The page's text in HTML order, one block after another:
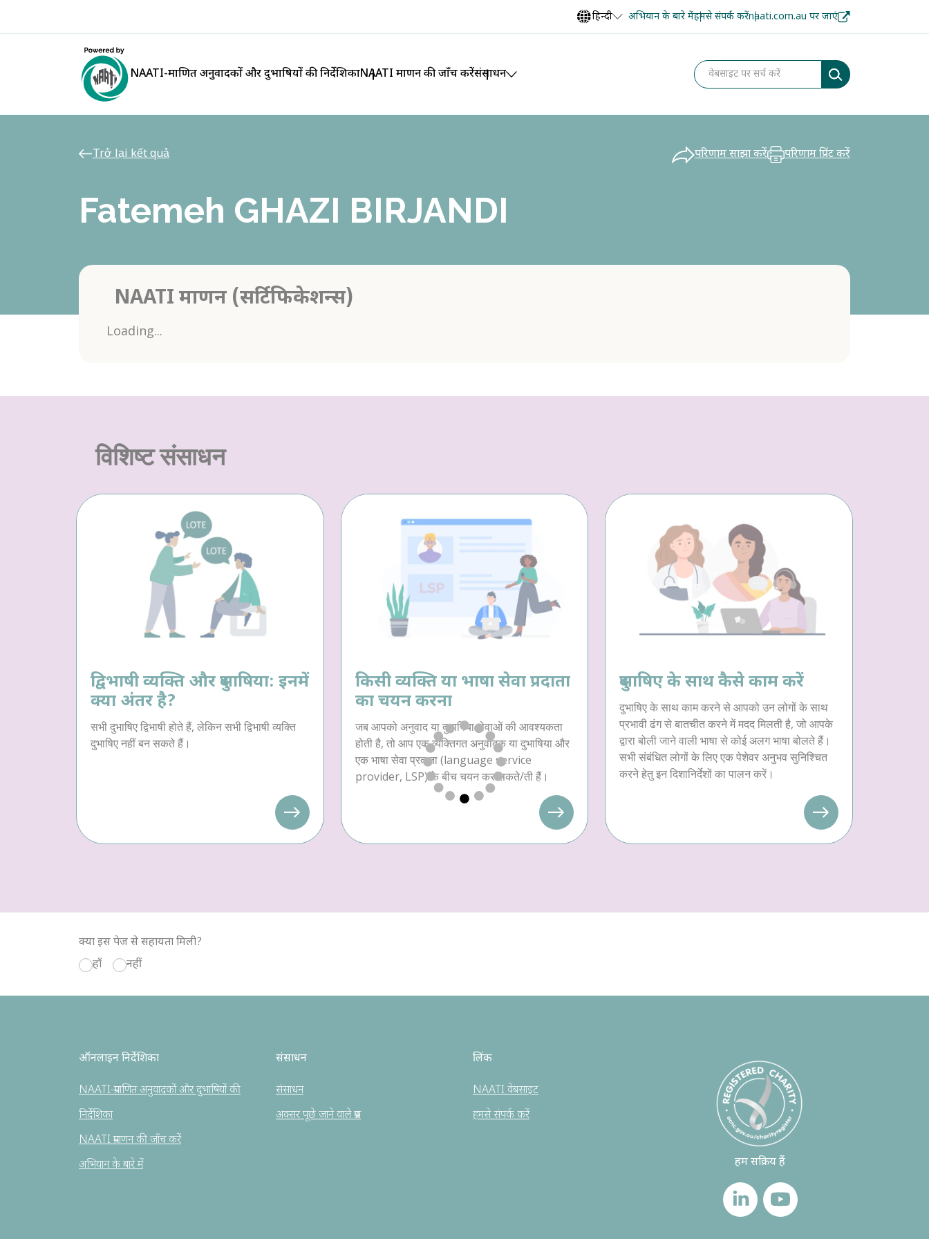
हिन्दी अभियान के बारे मेंहमसे संपर्क करेंnaati.com.au पर जाएं
NAATI-प्रमाणित अनुवादकों और दुभाषियों की निर्देशिकाNAATI प्रमाणन की जाँच करेंसंसाधन
Trở lại kết quả परिणाम साझा करें परिणाम प्रिंट करें
Fatemeh GHAZI BIRJANDI
NAATI प्रमाणन (सर्टिफिकेशन्स)
Loading...
विशिष्ट संसाधन
द्विभाषी व्यक्ति और दुभाषिया: इनमें
क्या अंतर है?
सभी दुभाषिए द्विभाषी होते हैं, लेकिन सभी द्विभाषी व्यक्ति
दुभाषिए नहीं बन सकते हैं।
किसी व्यक्ति या भाषा सेवा प्रदाता
का चयन करना
जब आपको अनुवाद या दुभाषिया सेवाओं की आवश्यकता
होती है, तो आप एक व्यक्तिगत अनुवादक या दुभाषिया और
एक भाषा सेवा प्रदाता (language service
provider, LSP) के बीच चयन कर सकते/ती हैं।
दुभाषिए के साथ कैसे काम करें
दुभाषिए के साथ काम करने से आपको उन लोगों के साथ
प्रभावी ढंग से बातचीत करने में मदद मिलती है, जो आपके
द्वारा बोली जाने वाली भाषा से कोई अलग भाषा बोलते हैं।
सभी संबंधित लोगों के लिए एक पेशेवर अनुभव सुनिश्चित
करने हेतु इन दिशानिर्देशों का पालन करें।
क्या इस पेज से सहायता मिली?
हाँ
नहीं
ऑनलाइन निर्देशिका
NAATI-प्रमाणित अनुवादकों और दुभाषियों की
निर्देशिका
NAATI प्रमाणन की जाँच करें
अभियान के बारे में
संसाधन
संसाधन
अक्सर पूछे जाने वाले प्रश्न
लिंक
NAATI वेबसाइट
हमसे संपर्क करें
हम सक्रिय हैं